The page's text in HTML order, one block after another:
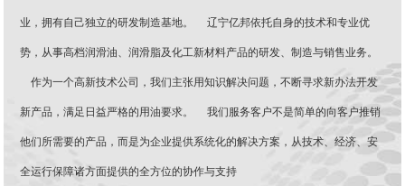
业，拥有自己独立的研发制造基地。 辽宁亿邦依托自身的技术和专业优
势，从事高档润滑油、润滑脂及化工新材料产品的研发、制造与销售业务。
作为一个高新技术公司，我们主张用知识解决问题，不断寻求新办法开发
新产品，满足日益严格的用油要求。 我们服务客户不是简单的向客户推销
他们所需要的产品，而是为企业提供系统化的解决方案，从技术、经济、安
全运行保障诸方面提供的全方位的协作与支持